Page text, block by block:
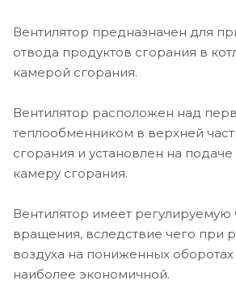
Вентилятор предназначен для
отвода продуктов сгорания в
камерой сгорания.
Вентилятор расположен над
теплообменником в верхней
сгорания и установлен на подаче
камеру сгорания.
Вентилятор имеет регулируемую
вращения, вследствие чего при
воздуха на пониженных оборотах
наиболее экономичной.